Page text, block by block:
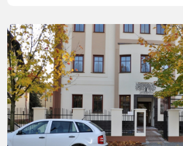
Další fotografie (13)